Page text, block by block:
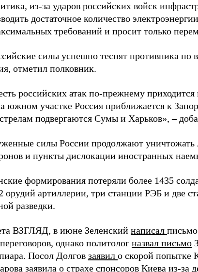
из-за ударов российских войск
достаточное количество
требований и просит только
силы успешно теснят противника по
отметил полковник.
российских атак по-прежнему
южном участке Россия приближается к
подвергаются Сумы и Харьков», –
силы России продолжают уничтожать
и пункты дислокации иностранных
формирования потеряли более 1435
орудий артиллерии, три станции РЭБ и две
разведки.
ВЗГЛЯД, в июне Зеленский написал
однако политолог назвал письмо
Посол Долгов заявил о скорой попытке
заявила о страхе спонсоров Киева из-за